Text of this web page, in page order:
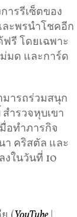
ารรีเซ็ตของ
ะพรนำโชคอีก
รี โดยเฉพาะ
มด และการ์ด
มารถร่วมสนุก
ำรวจหุบเขา
อทำภารกิจ
า คริสตัล และ
ในวันที่ 10